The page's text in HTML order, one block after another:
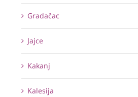
Gradačac
Jajce
Kakanj
Kalesija